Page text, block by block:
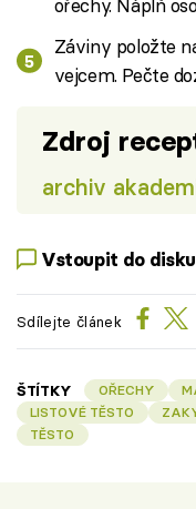
Záviny položte
vejcem. Pečte
Zdroj
archiv
Vstoupit do
Sdílejte článek
ŠTÍTKY OŘECHY
LISTOVÉ TĚSTO
TĚSTO